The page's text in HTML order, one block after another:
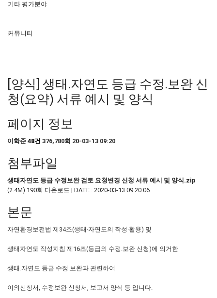
기타 평가분야
커뮤니티
[양식] 생태․자연도 등급 수정․보완 신
청(요약) 서류 예시 및 양식
페이지 정보
이학준 48건 376,780회 20-03-13 09:20
첨부파일
생태자연도 등급 수정보완 검토 요청변경 신청 서류 예시 및 양식.zip
(2.4M) 190회 다운로드 | DATE : 2020-03-13 09:20:06
본문
자연환경보전법 제34조(생태·자연도의 작성·활용) 및
생태자연도 작성지침 제16조(등급의 수정․보완 신청)에 의거한
생태․자연도 등급 수정․보완과 관련하여
이의신청서, 수정보완 신청서, 보고서 양식 등 입니다.